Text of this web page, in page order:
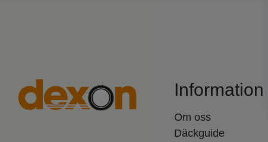
Information
Om oss
Däckguide